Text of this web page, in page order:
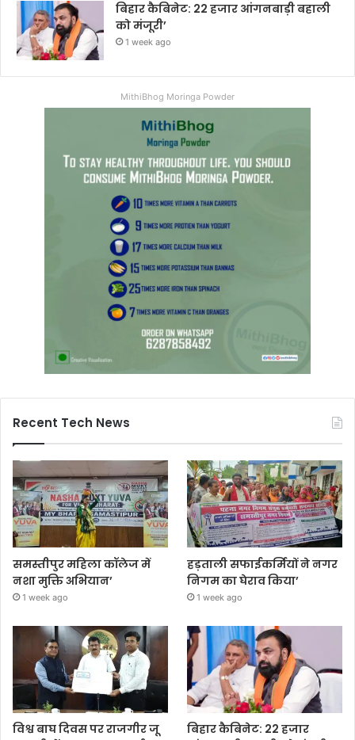
बिहार कैबिनेट: 22 हजार आंगनबाड़ी बहाली
को मंजूरी’
1 week ago
MithiBhog Moringa Powder
Recent Tech News
समस्तीपुर महिला कॉलेज में
नशा मुक्ति अभियान’
1 week ago
हड़ताली सफाईकर्मियों ने नगर
निगम का घेराव किया’
1 week ago
विश्व बाघ दिवस पर राजगीर जू
बिहार कैबिनेट: 22 हजार